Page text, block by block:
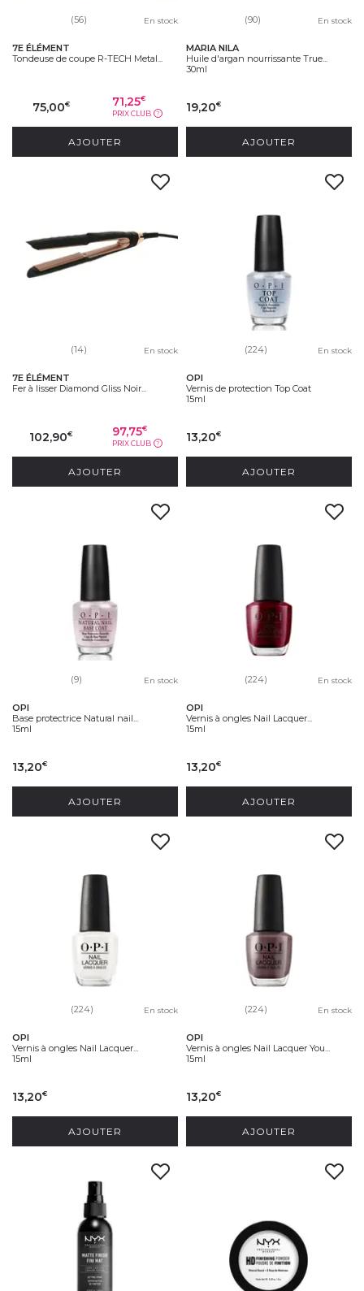
(56) En stock
7E ÉLÉMENT
Tondeuse de coupe R-TECH Metal...
75,00€ 71,25€
PRIX CLUB ?
AJOUTER
(90) En stock
MARIA NILA
Huile d'argan nourrissante True...
30ml
19,20€
AJOUTER
(14) En stock
7E ÉLÉMENT
Fer à lisser Diamond Gliss Noir...
102,90€ 97,75€
PRIX CLUB ?
AJOUTER
(224) En stock
OPI
Vernis de protection Top Coat
15ml
13,20€
AJOUTER
(9) En stock
OPI
Base protectrice Natural nail...
15ml
13,20€
AJOUTER
(224) En stock
OPI
Vernis à ongles Nail Lacquer...
15ml
13,20€
AJOUTER
(224) En stock
OPI
Vernis à ongles Nail Lacquer...
15ml
13,20€
AJOUTER
(224) En stock
OPI
Vernis à ongles Nail Lacquer You...
15ml
13,20€
AJOUTER